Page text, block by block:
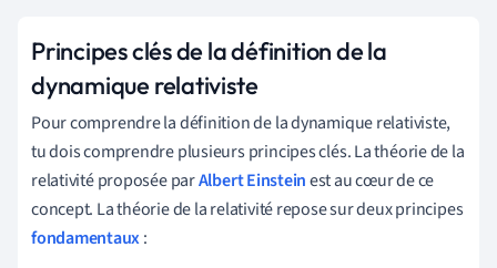
Principes clés de la définition de la
dynamique relativiste
Pour comprendre la définition de la dynamique relativiste,
tu dois comprendre plusieurs principes clés. La théorie de la
relativité proposée parAlbert Einsteinest au cœur de ce
concept. La théorie de la relativité repose sur deux principes
fondamentaux: